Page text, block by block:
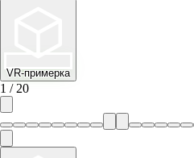
VR-примерка
1 / 20